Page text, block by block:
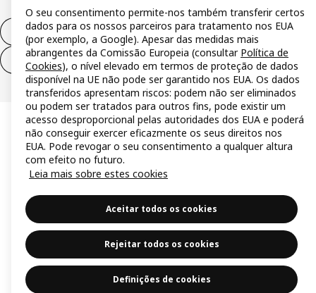
Direito de livre resolução
Direito de livre resolução (serviços)
O seu consentimento permite-nos também transferir certos
dados para os nossos parceiros para tratamento nos EUA
(por exemplo, a Google). Apesar das medidas mais
abrangentes da Comissão Europeia (consultar Política de
Cookies), o nível elevado em termos de proteção de dados
disponível na UE não pode ser garantido nos EUA. Os dados
transferidos apresentam riscos: podem não ser eliminados
ou podem ser tratados para outros fins, pode existir um
acesso desproporcional pelas autoridades dos EUA e poderá
não conseguir exercer eficazmente os seus direitos nos
EUA. Pode revogar o seu consentimento a qualquer altura
com efeito no futuro.
Leia mais sobre estes cookies
Aceitar todos os cookies
Rejeitar todos os cookies
Definições de cookies